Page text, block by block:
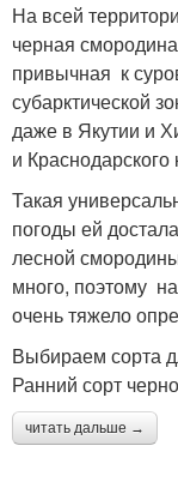
На всей
черная
привычная к
субарктической
даже в Якутии и
и Краснодарского
Такая
погоды ей
лесной
много, поэтому
очень тяжело
Выбираем сорта
Ранний сорт
читать дальше →